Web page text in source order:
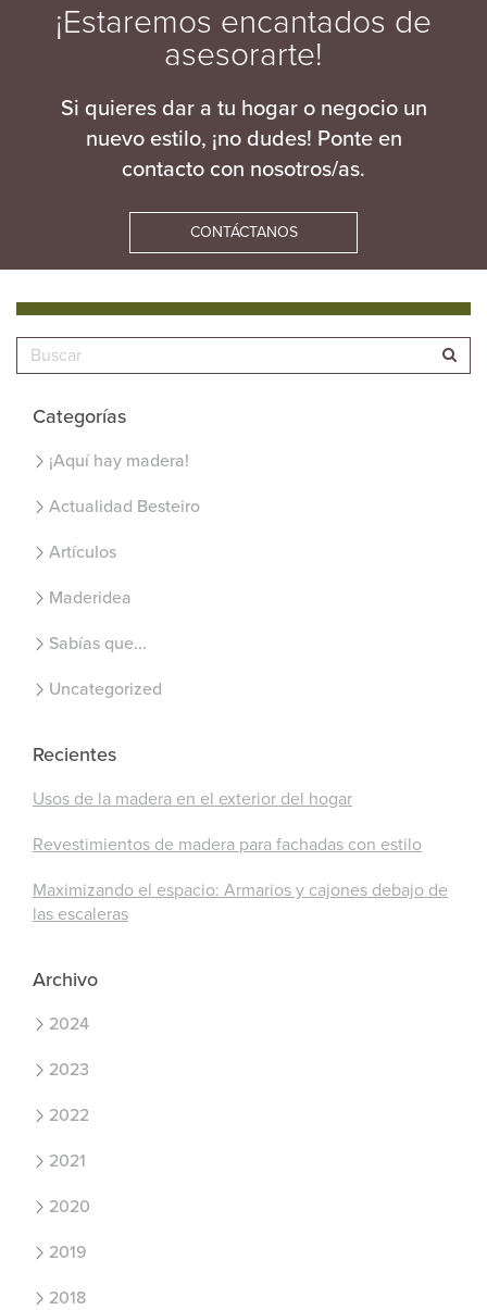
¡Estaremos encantados de
asesorarte!
Si quieres dar a tu hogar o negocio un
nuevo estilo, ¡no dudes! Ponte en
contacto con nosotros/as.
CONTÁCTANOS
Categorías
¡Aquí hay madera!
Actualidad Besteiro
Artículos
Maderidea
Sabías que...
Uncategorized
Recientes
Usos de la madera en el exterior del hogar
Revestimientos de madera para fachadas con estilo
Maximizando el espacio: Armarios y cajones debajo de
las escaleras
Archivo
2024
2023
2022
2021
2020
2019
2018